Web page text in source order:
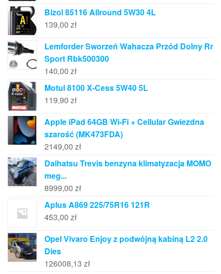
Bizol 85116 Allround 5W30 4L
139,00 zł
Lemforder Sworzeń Wahacza Przód Dolny Rr
Sport Rbk500300
140,00 zł
Motul 8100 X-Cess 5W40 5L
119,90 zł
Apple iPad 64GB Wi-Fi + Cellular Gwiezdna
szarość (MK473FDA)
2149,00 zł
Daihatsu Trevis benzyna klimatyzacja MOMO
meg...
8999,00 zł
Aplus A869 225/75R16 121R
453,00 zł
Opel Vivaro Enjoy z podwójną kabiną L2 2.0
Dies
126008,13 zł